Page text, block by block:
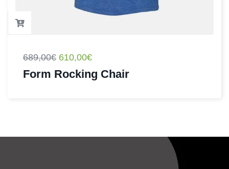
689,00€ 610,00€
Form Rocking Chair